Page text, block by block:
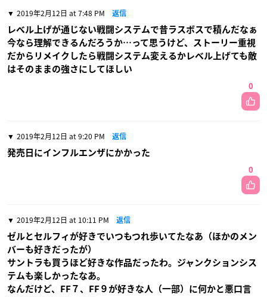
2019年2月12日 at 7:48 PM 返信
レベル上げが通じない戦闘システムで昔ラスボスで積んだなぁ
今なら理解できるんだろうか…って思うけど、ストーリー重視
だからリメイクしたら戦闘システム変えるかレベル上げても敵
はそのままの強さにしてほしい
0
2019年2月12日 at 9:20 PM 返信
発売日にインフルエンザにかかった
0
2019年2月12日 at 10:11 PM 返信
ゼルとセルフィが好きでいつもつれ歩いてたなあ（ほかのメン
バーも好きだったが）
サントラも買うほど好きな作品だったわ。ジャンクションシス
テムも楽しかったなあ。
なんだけど、FF７、FF９が好きな人（一部）に何かと悪口言